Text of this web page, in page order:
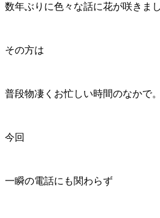
数年ぶりに色々な話に花が咲きま
その方は
普段物凄くお忙しい時間のなかで。
今回
一瞬の電話にも関わらず